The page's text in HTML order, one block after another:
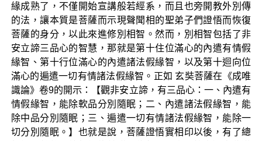
緣成熟了，不僅開始宣講般若經系，而且也旁開教外別傳
的法，讓本質是菩薩而示現聲聞相的聖弟子們證悟而恢復
菩薩的身分，以此來進修別相智。然而，別相智包括了非
安立諦三品心的智慧，那就是第十住位滿心的內遣有情假
緣智、第十行位滿心的內遣諸法假緣智，以及第十迴向位
滿心的遍遣一切有情諸法假緣智。正如 玄奘菩薩在《成唯
識論》卷9的開示：【觀非安立諦，有三品心：一、內遣有
情假緣智，能除軟品分別隨眠；二、內遣諸法假緣智，能
除中品分別隨眠；三、遍遣一切有情諸法假緣智，能除一
切分別隨眠。】也就是說，菩薩證悟實相印以後，有了總